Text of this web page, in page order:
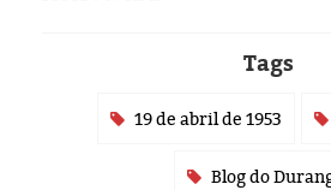
Tags
19 de abril de 1953
Blog do